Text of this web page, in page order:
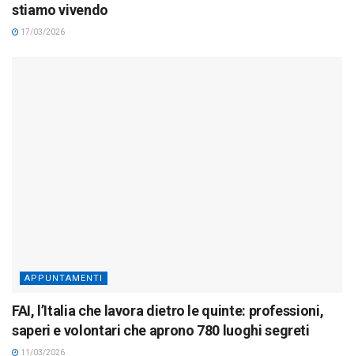
stiamo vivendo
17/03/2026
APPUNTAMENTI
FAI, l’Italia che lavora dietro le quinte: professioni,
saperi e volontari che aprono 780 luoghi segreti
11/03/2026